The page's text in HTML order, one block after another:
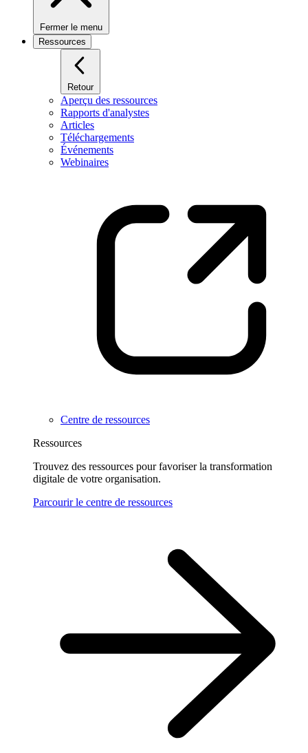
Fermer le menu
Ressources
Retour
Aperçu des ressources
Rapports d'analystes
Articles
Téléchargements
Événements
Webinaires
Centre de ressources
Ressources
Trouvez des ressources pour favoriser la transformation
digitale de votre organisation.
Parcourir le centre de ressources